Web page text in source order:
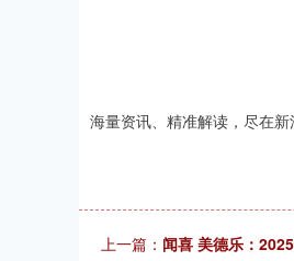
海量资讯、精准解读，尽在
上一篇： 闻喜 美德乐：